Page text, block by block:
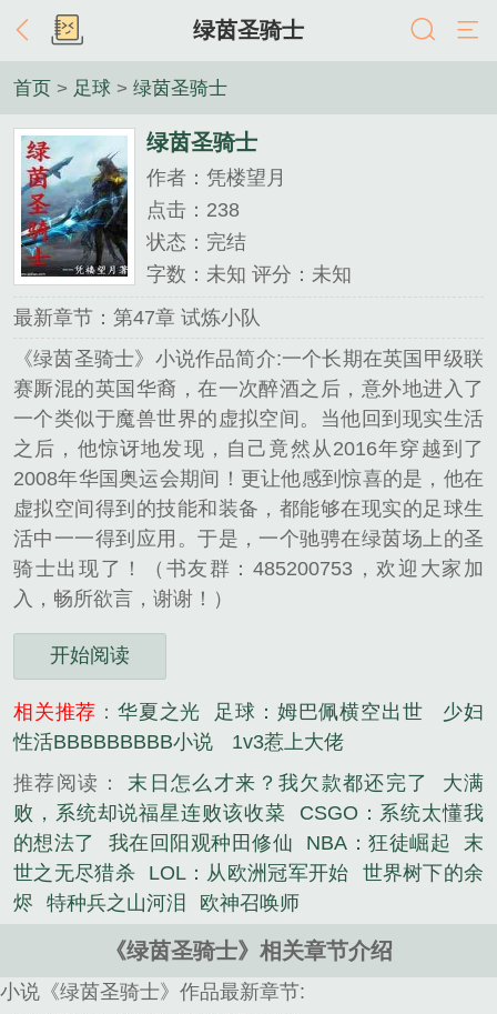
绿茵圣骑士
首页 > 足球 > 绿茵圣骑士
绿茵圣骑士
作者：凭楼望月
点击：238
状态：完结
字数：未知 评分：未知
最新章节：第47章 试炼小队
《绿茵圣骑士》小说作品简介:一个长期在英国甲级联
赛厮混的英国华裔，在一次醉酒之后，意外地进入了
一个类似于魔兽世界的虚拟空间。当他回到现实生活
之后，他惊讶地发现，自己竟然从2016年穿越到了
2008年华国奥运会期间！更让他感到惊喜的是，他在
虚拟空间得到的技能和装备，都能够在现实的足球生
活中一一得到应用。于是，一个驰骋在绿茵场上的圣
骑士出现了！（书友群：485200753，欢迎大家加
入，畅所欲言，谢谢！）
开始阅读
相关推荐 ：华夏之光 足球：姆巴佩横空出世
少妇
性活BBBBBBBBB小说
1v3惹上大佬
推荐阅读： 末日怎么才来？我欠款都还完了
大满
败，系统却说福星连败该收菜
CSGO：系统太懂我
的想法了
我在回阳观种田修仙 NBA：狂徒崛起
末
世之无尽猎杀
LOL：从欧洲冠军开始
世界树下的余
烬
特种兵之山河泪 欧神召唤师
《绿茵圣骑士》相关章节介绍
小说《绿茵圣骑士》作品最新章节: